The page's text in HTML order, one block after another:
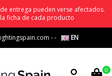
entrega pueden verse afectados.
ficha de cada producto
-- EN
0